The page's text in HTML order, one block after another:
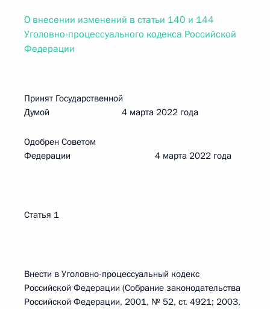
О внесении изменений в статьи 140 и 144
Уголовно-процессуального кодекса Российской
Федерации
Принят Государственной
Думой 4 марта 2022 года
Одобрен Советом
Федерации 4 марта 2022 года
Статья 1
Внести в Уголовно-процессуальный кодекс
Российской Федерации (Собрание законодательства
Российской Федерации, 2001, № 52, ст. 4921; 2003,